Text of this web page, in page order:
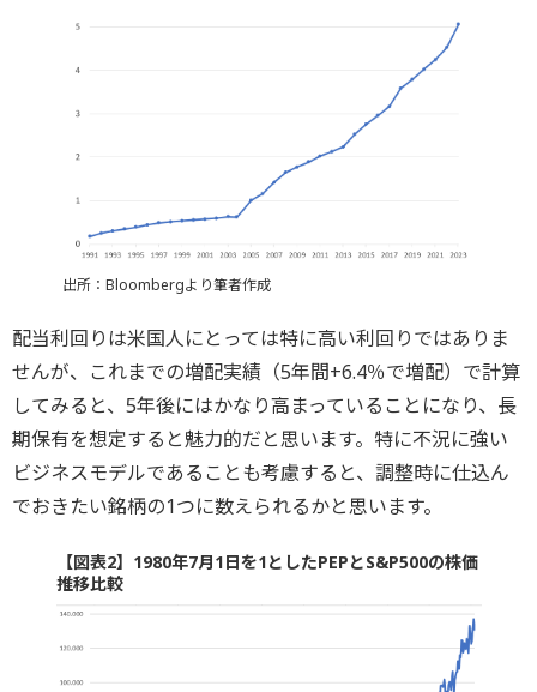
出所：Bloombergより筆者作成
配当利回りは米国人にとっては特に高い利回りではありま
せんが、これまでの増配実績（5年間+6.4％で増配）で計算
してみると、5年後にはかなり高まっていることになり、長
期保有を想定すると魅力的だと思います。特に不況に強い
ビジネスモデルであることも考慮すると、調整時に仕込ん
でおきたい銘柄の1つに数えられるかと思います。
【図表2】1980年7月1日を1としたPEPとS&P500の株価
推移比較